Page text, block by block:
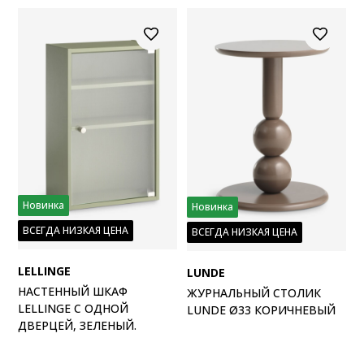
Новинка
ВСЕГДА НИЗКАЯ ЦЕНА
LELLINGE
НАСТЕННЫЙ ШКАФ
LELLINGE С ОДНОЙ
ДВЕРЦЕЙ, ЗЕЛЕНЫЙ.
Новинка
ВСЕГДА НИЗКАЯ ЦЕНА
LUNDE
ЖУРНАЛЬНЫЙ СТОЛИК
LUNDE Ø33 КОРИЧНЕВЫЙ